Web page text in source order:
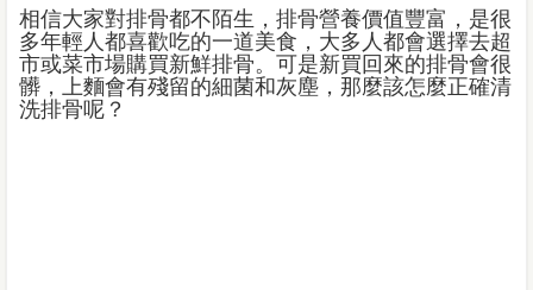
相信大家對排骨都不陌生，排骨營養價值豐富，是很
多年輕人都喜歡吃的一道美食，大多人都會選擇去超
市或菜市場購買新鮮排骨。可是新買回來的排骨會很
髒，上麵會有殘留的細菌和灰塵，那麼該怎麼正確清
洗排骨呢？